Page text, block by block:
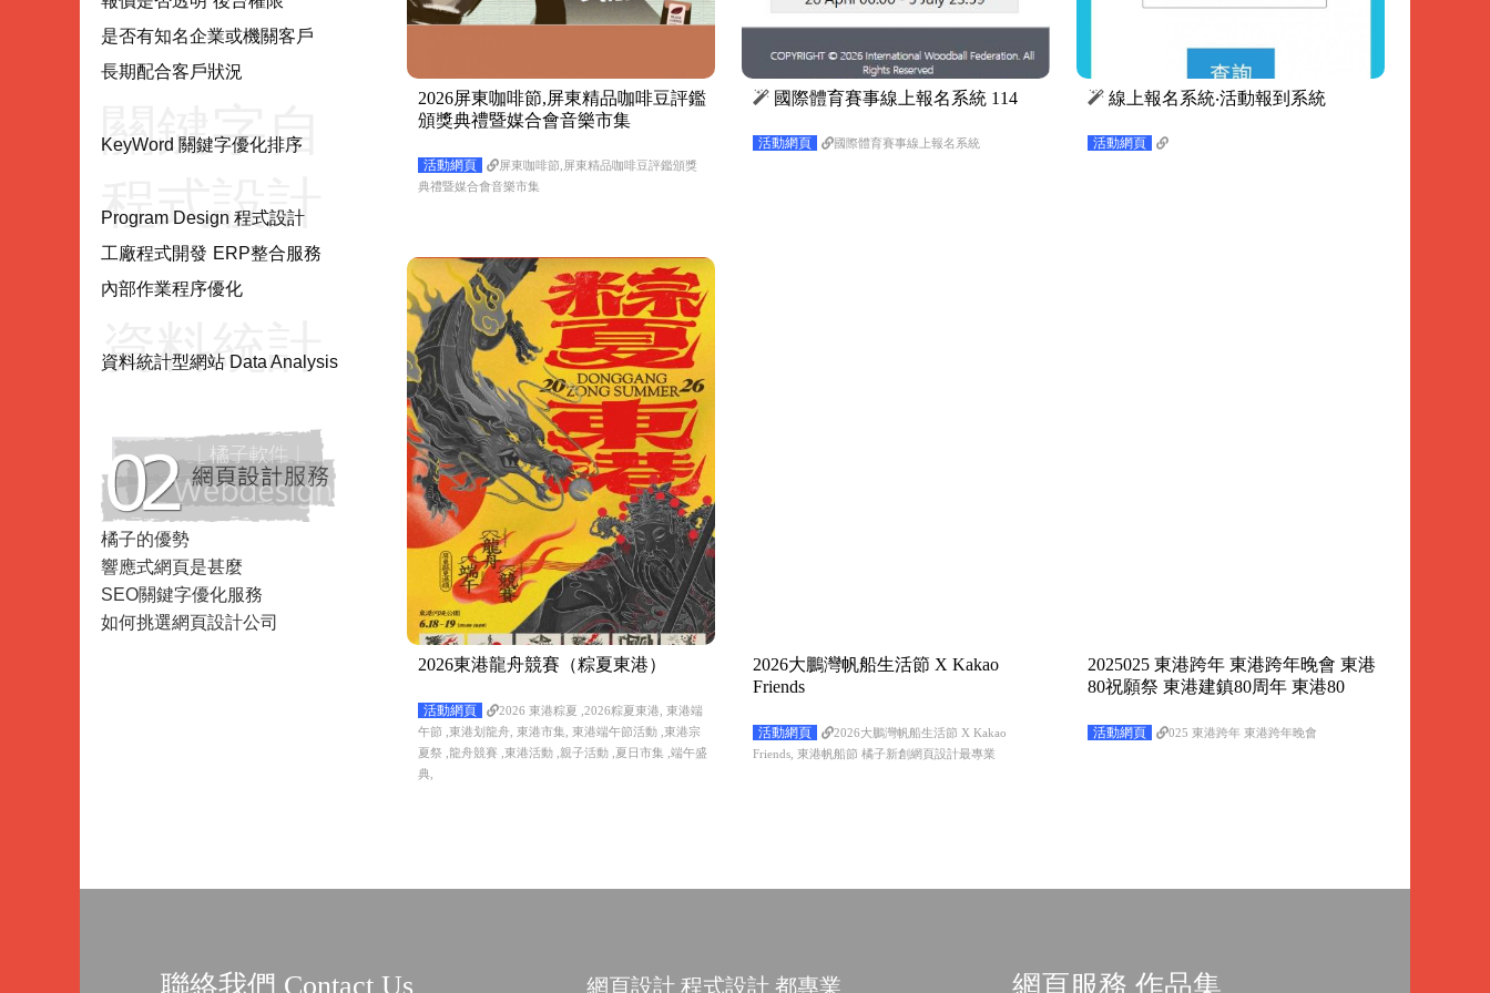
是否有知名企業或機關客戶
長期配合客戶狀況
關鍵字自
然優化
KeyWord
KeyWord 關鍵字優化排序
程式設計
Program
Design
Program Design 程式設計
工廠程式開發 ERP整合服務
內部作業程序優化
資料統計
型網站
Data
Analysis
資料統計型網站 Data Analysis
橘子的優勢
響應式網頁是甚麼
SEO關鍵字優化服務
如何挑選網頁設計公司
2026屏東咖啡節,屏東精品咖啡豆評鑑
頒獎典禮暨媒合會音樂市集
活動網頁
屏東咖啡節,屏東精品咖啡豆評鑑頒獎
典禮暨媒合會音樂市集
國際體育賽事線上報名系統 114
活動網頁 國際體育賽事線上報名系統
線上報名系統‧活動報到系統
活動網頁
2026東港龍舟競賽（粽夏東港）
活動網頁
2026 東港粽夏 ,2026粽夏東港, 東港端
午節 ,東港划龍舟, 東港市集, 東港端午節活動 ,東港宗
夏祭 ,龍舟競賽 ,東港活動 ,親子活動 ,夏日市集 ,端午盛
典,
2026大鵬灣帆船生活節 X Kakao
Friends
活動網頁
2026大鵬灣帆船生活節 X Kakao
Friends, 東港帆船節 橘子新創網頁設計最專業
2025025 東港跨年 東港跨年晚會 東港
80祝願祭 東港建鎮80周年 東港80
活動網頁 025 東港跨年 東港跨年晚會
聯絡我們 Contact Us 網頁設計 程式設計 都專業 網頁服務 作品集